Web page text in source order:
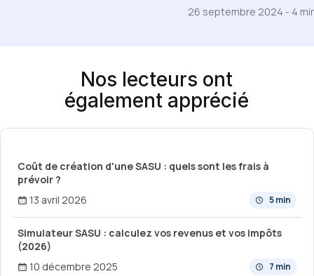
26 septembre 2024 - 4
Nos lecteurs ont
également apprécié
Coût de création d'une SASU : quels sont les frais à
prévoir ?
5 min
13 avril 2026
Simulateur SASU : calculez vos revenus et vos impôts
(2026)
7 min
10 décembre 2025